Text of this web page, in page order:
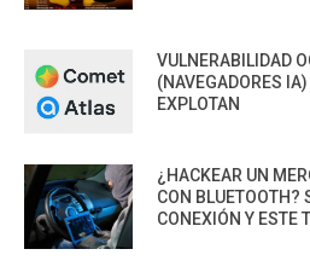
VULNERABILIDAD
(NAVEGADORES
EXPLOTAN
¿HACKEAR UN
CON BLUETOOTH?
CONEXIÓN Y ESTE